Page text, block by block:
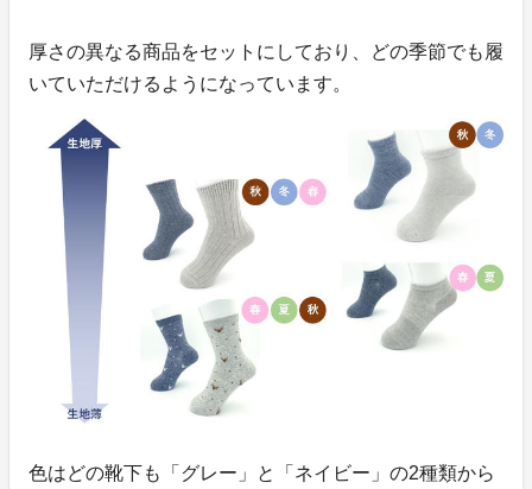
厚さの異なる商品をセットにしており、どの季節でも履
いていただけるようになっています。
色はどの靴下も「グレー」と「ネイビー」の2種類から